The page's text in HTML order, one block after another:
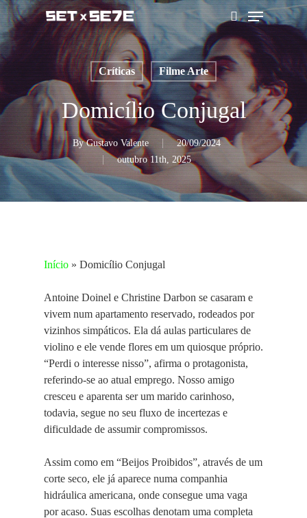
Skip
to
main
content
pesquisar
Menu
Críticas Filme Arte
Domicílio Conjugal
By Gustavo Valente
20/09/2024
outubro 11th, 2025
Início » Domicílio Conjugal
Antoine Doinel e Christine Darbon se casaram e
vivem num apartamento reservado, rodeados por
vizinhos simpáticos. Ela dá aulas particulares de
violino e ele vende flores em um quiosque próprio.
“Perdi o interesse nisso”, afirma o protagonista,
referindo-se ao atual emprego. Nosso amigo
cresceu e aparenta ser um marido carinhoso,
todavia, segue no seu fluxo de incertezas e
dificuldade de assumir compromissos.
Assim como em “Beijos Proibidos”, através de um
corte seco, ele já aparece numa companhia
hidráulica americana, onde consegue uma vaga
por acaso. Suas escolhas denotam uma completa